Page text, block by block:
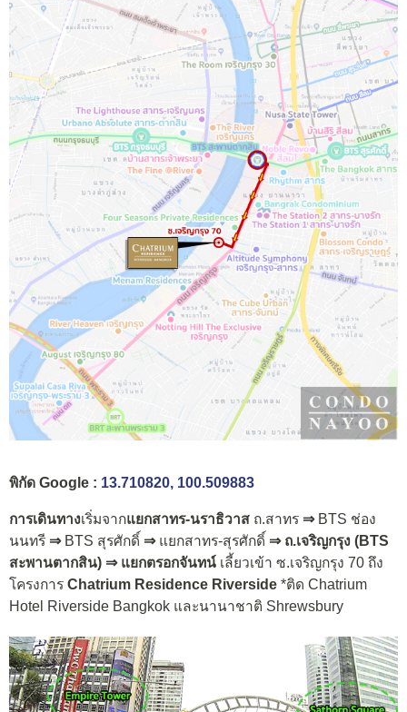
พิกัด Google : 13.710820, 100.509883
การเดินทางเริ่มจากแยกสาทร-นราธิวาส ถ.สาทร ⇒BTS ช่อง
นนทรี ⇒BTS สุรศักดิ์ ⇒แยกสาทร-สุรศักดิ์ ⇒ ถ.เจริญกรุง (BTS
สะพานตากสิน) ⇒ แยกตรอกจันทน์ เลี้ยวเข้า ซ.เจริญกรุง 70 ถึง
โครงการ Chatrium Residence Riverside *ติด Chatrium
Hotel Riverside Bangkok และนานาชาติ Shrewsbury